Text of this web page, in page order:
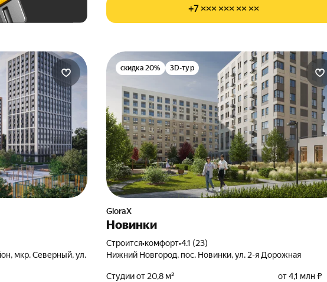
+7 ××× ××× ×× ××
мкр. Северный, ул.
скидка 20% 3D-тур
GloraX
Новинки
Строится•комфорт•4.1 (23)
Нижний Новгород, пос. Новинки, ул. 2-я Дорожная
Студии от 20,8 м²
от 4,1 млн ₽